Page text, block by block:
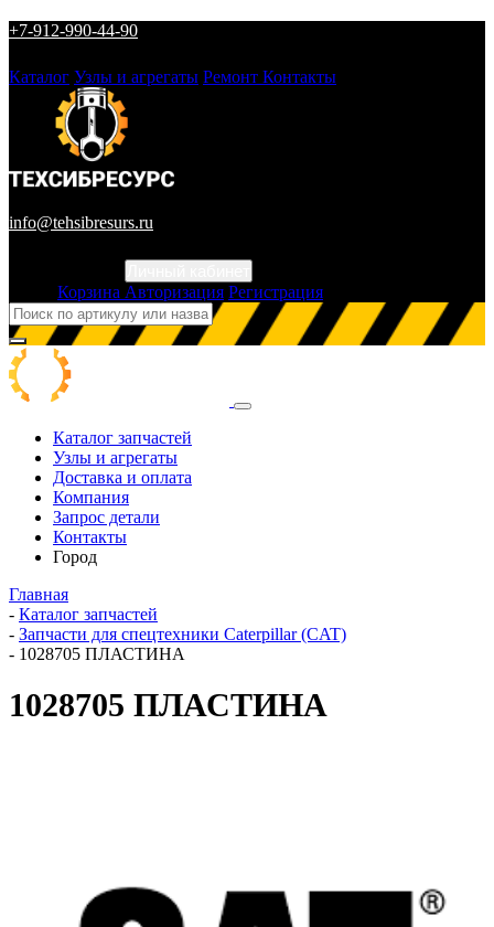
+7-912-990-44-90
Каталог Узлы и агрегаты Ремонт Контакты
info@tehsibresurs.ru
Корзина Авторизация Регистрация
Каталог запчастей
Узлы и агрегаты
Доставка и оплата
Компания
Запрос детали
Контакты
Город
Главная
- Каталог запчастей
- Запчасти для спецтехники Caterpillar (CAT)
- 1028705 ПЛАСТИНА
1028705 ПЛАСТИНА